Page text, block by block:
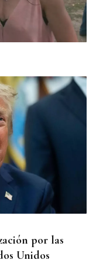
Comité
por las
Unidos